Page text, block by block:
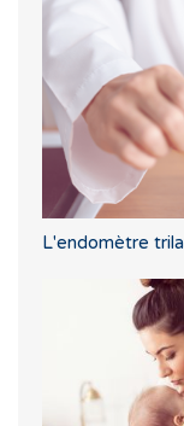
L'endomètre